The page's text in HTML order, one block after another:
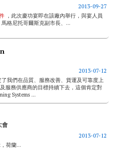
2013-09-27
，此次慶功宴即在該廠內舉行，與宴人員
格尼托哥爾斯克副市長、...
2013-07-12
我們在品質、服務改善、貨運及可靠度上
服務供應商的目標持續下去，這個肯定對
Systems ...
會
2013-07-12
荷蘭...